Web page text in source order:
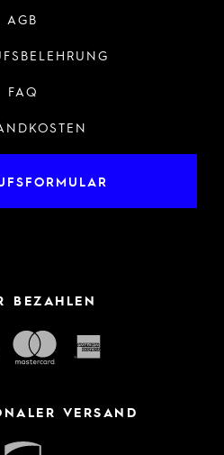
AGB
FAQ
BEZAHLEN
VERSAND